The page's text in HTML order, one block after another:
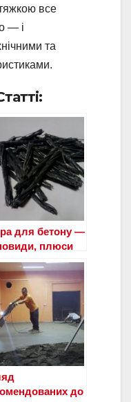
все
— і
та
для бетону —
плюси
до